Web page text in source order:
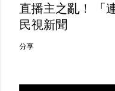
直播主之亂！ 「
民視新聞
分享